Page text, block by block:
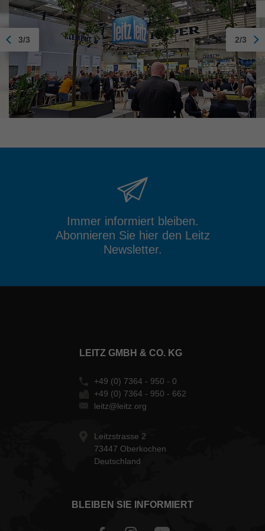
3/3 2/3
Immer informiert bleiben.
Abonnieren Sie hier den Leitz
Newsletter.
LEITZ GMBH & CO. KG
+49 (0) 7364 - 950 - 0
+49 (0) 7364 - 950 - 662
leitz@leitz.org
Leitzstrasse 2
73447 Oberkochen
Deutschland
BLEIBEN SIE INFORMIERT